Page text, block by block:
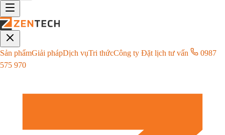
Sản phẩmGiải phápDịch vụTri thứcCông ty Đặt lịch tư vấn
0987
575 970